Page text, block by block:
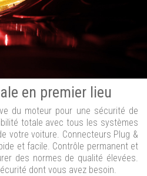
en premier lieu
du moteur pour une sécurité de
totale avec tous les systèmes
votre voiture. Connecteurs Plug &
et facile. Contrôle permanent et
des normes de qualité élevées.
dont vous avez besoin.